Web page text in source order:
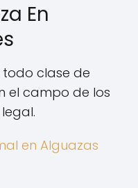
En
clase de
el campo de los
en Alguazas